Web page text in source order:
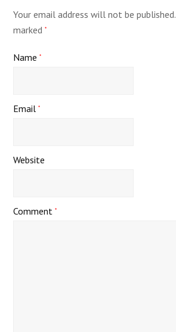
Your email address will not be published.
marked*
Name*
Email*
Website
Comment*